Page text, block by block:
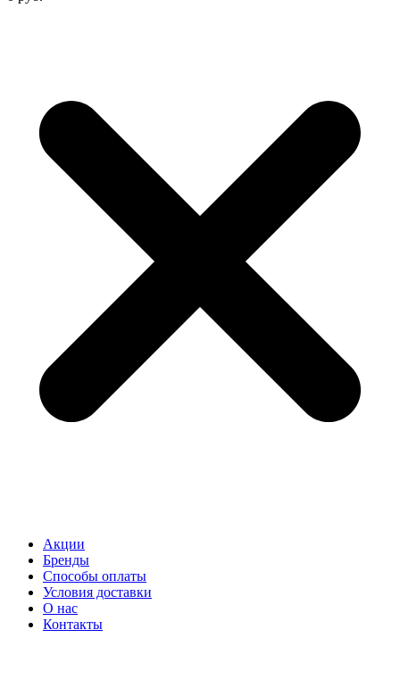
Акции
Бренды
Способы оплаты
Условия доставки
О нас
Контакты